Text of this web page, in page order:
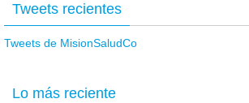
Tweets recientes
Tweets de MisionSaludCo
Lo más reciente